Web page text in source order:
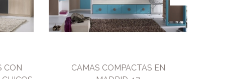
CON
CAMAS COMPACTAS EN